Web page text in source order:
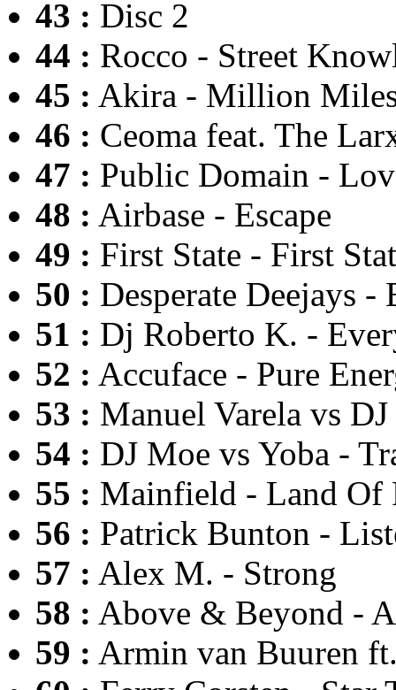
43 : Disc 2
44 : Rocco - Street
45 : Akira - Million
46 : Ceoma feat. The
47 : Public Domain -
48 : Airbase - Escape
49 : First State - First
50 : Desperate Deejays -
51 : Dj Roberto K. -
52 : Accuface - Pure
53 : Manuel Varela vs
54 : DJ Moe vs Yoba -
55 : Mainfield - Land Of
56 : Patrick Bunton -
57 : Alex M. - Strong
58 : Above & Beyond -
59 : Armin van Buuren